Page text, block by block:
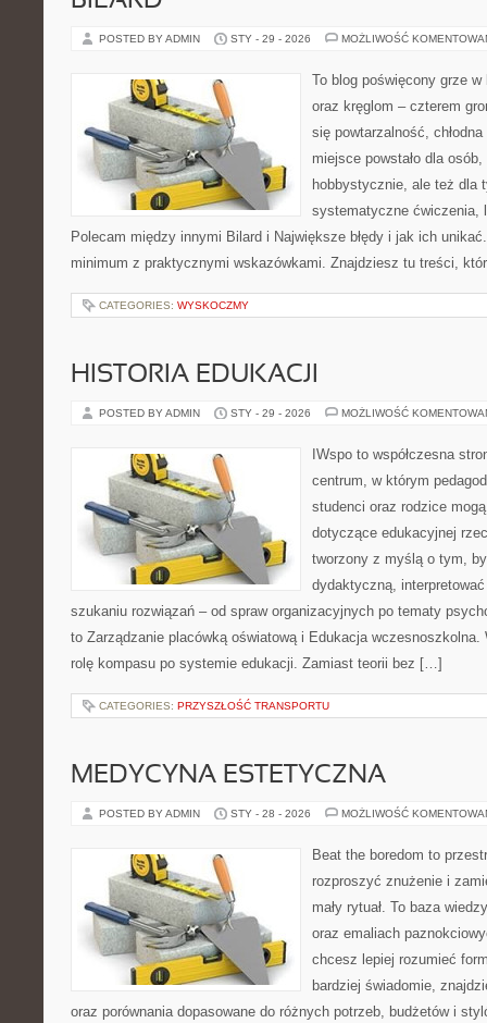
POSTED BY ADMIN STY - 29 - 2026 MOŻLIWOŚĆ
To blog poświęcony grze
oraz kręglom – czterem
się powtarzalność,
miejsce powstało dla
hobbystycznie, ale też dla
systematyczne ćwiczenia,
Polecam między innymi Bilard i Największe błędy i jak ich
minimum z praktycznymi wskazówkami. Znajdziesz tu treści,
CATEGORIES: WYSKOCZMY
HISTORIA EDUKACJI
POSTED BY ADMIN STY - 29 - 2026 MOŻLIWOŚĆ
IWspo to współczesna
centrum, w którym
studenci oraz rodzice
dotyczące edukacyjnej
tworzony z myślą o tym,
dydaktyczną,
szukaniu rozwiązań – od spraw organizacyjnych po tematy
to Zarządzanie placówką oświatową i Edukacja wczesnoszkolna.
rolę kompasu po systemie edukacji. Zamiast teorii bez […]
CATEGORIES: PRZYSZŁOŚĆ TRANSPORTU
MEDYCYNA ESTETYCZNA
POSTED BY ADMIN STY - 28 - 2026 MOŻLIWOŚĆ
Beat the boredom to
rozproszyć znużenie i
mały rytuał. To baza
oraz emaliach
chcesz lepiej rozumieć
bardziej świadomie,
oraz porównania dopasowane do różnych potrzeb, budżetów i